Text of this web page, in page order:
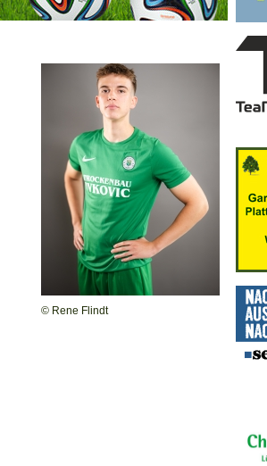
© Rene Flindt